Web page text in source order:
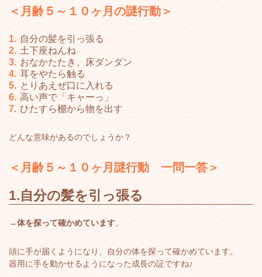
＜月齢５～１０ヶ月の謎行動＞
自分の髪を引っ張る
土下座ねんね
おなかたたき、床ダンダン
耳をやたら触る
とりあえぜ口に入れる
高い声で「キャーっ」
ひたすら棚から物を出す
どんな意味があるのでしょうか？
＜月齢５～１０ヶ月謎行動 一問一答＞
1.自分の髪を引っ張る
→体を探って確かめています。
頭に手が届くようになり、自分の体を探って確かめています。
器用に手を動かせるようになった成長の証ですね♪